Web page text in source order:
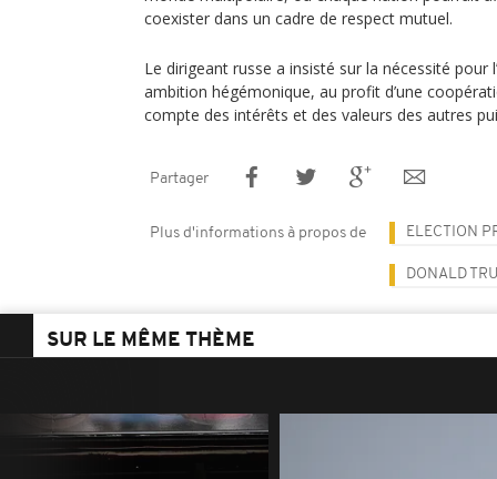
coexister dans un cadre de respect mutuel.
Le dirigeant russe a insisté sur la nécessité pour
ambition hégémonique, au profit d’une
compte des intérêts et des valeurs des autres
Partager
Plus d'informations à propos de ELECTION
DONALD
SUR LE MÊME THÈME